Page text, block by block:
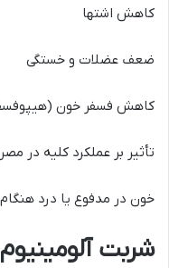
کاهش اشتها
ضعف عضلات و خستگی
کاهش فسفر خون
تأثیر بر عملکرد کلیه در
خون در مدفوع یا درد هنگام
شربت